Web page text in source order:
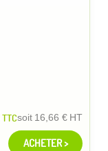
TTCsoit 16,66 € HT
ACHETER >